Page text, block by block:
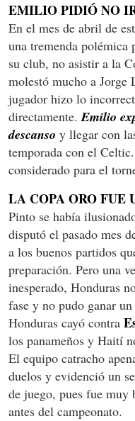
EMILIO PIDIÓ NO
En el mes de abril de
una tremenda
su club, no asistir a la
molestó mucho a Jorge
jugador hizo lo
directamente.Emilio
descanso y llegar con
temporada con el
considerado para el
LA COPA ORO FUE
Pinto se había
disputó el pasado mes
a los buenos partidos
preparación. Pero una
inesperado, Honduras
fase y no pudo ganar
Honduras cayó contra
los panameños y Haití
El equipo catracho
duelos y evidenció un
de juego, pues fue
antes del campeonato.